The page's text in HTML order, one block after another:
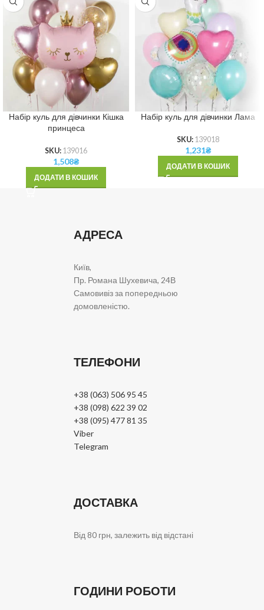
Набір куль для дівчинки Кішка
принцеса
SKU: 139016
1,508₴
ДОДАТИ В КОШИК
Набір куль для дівчинки Лама
SKU: 139018
1,231₴
ДОДАТИ В КОШИК
АДРЕСА
Київ,
Пр. Романа Шухевича, 24В
Самовивіз за попередньою
домовленістю.
ТЕЛЕФОНИ
+38 (063) 506 95 45
+38 (098) 622 39 02
+38 (095) 477 81 35
Viber
Telegram
ДОСТАВКА
Від 80 грн, залежить від відстані
ГОДИНИ РОБОТИ